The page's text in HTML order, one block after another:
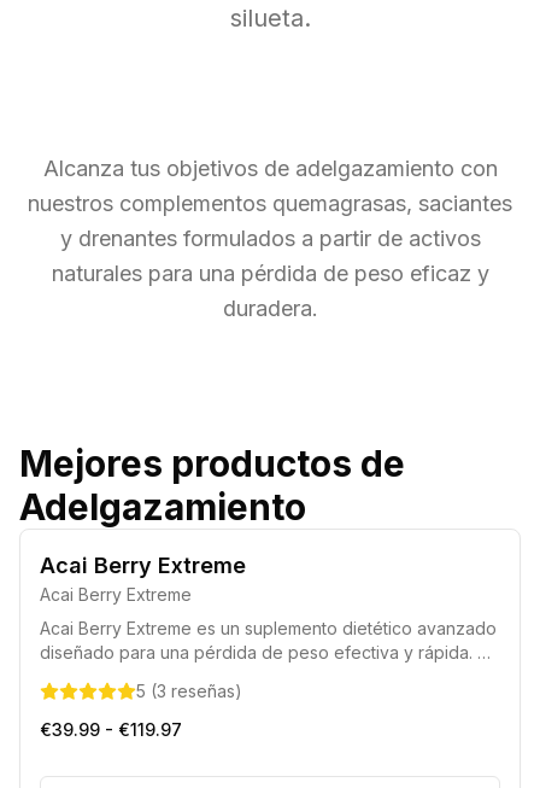
silueta.
Alcanza tus objetivos de adelgazamiento con
nuestros complementos quemagrasas, saciantes
y drenantes formulados a partir de activos
naturales para una pérdida de peso eficaz y
duradera.
Mejores productos de
Adelgazamiento
Acai Berry Extreme
Acai Berry Extreme
Acai Berry Extreme es un suplemento dietético avanzado
diseñado para una pérdida de peso efectiva y rápida. Su
extracto de baya de Acai, facilitando la eliminación de
grasa y apoyando el bienestar general. Este producto
metabolismo y controlar el apetito.
5 (3 reseñas)
€39.99 - €119.97